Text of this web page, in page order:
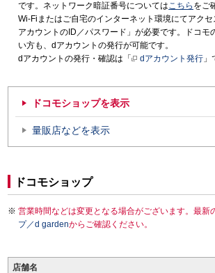
です。ネットワーク暗証番号についてはこちら をご
Wi-Fiまたはご自宅のインターネット環境にてアク
アカウントのID／パスワード」が必要です。ドコモ
い方も、dアカウントの発行が可能です。
dアカウントの発行・確認は「
dアカウント発行 」
ドコモショップを表示
量販店などを表示
ドコモショップ
営業時間などは変更となる場合がございます。最新
プ／d gardenからご確認ください。
店舗名